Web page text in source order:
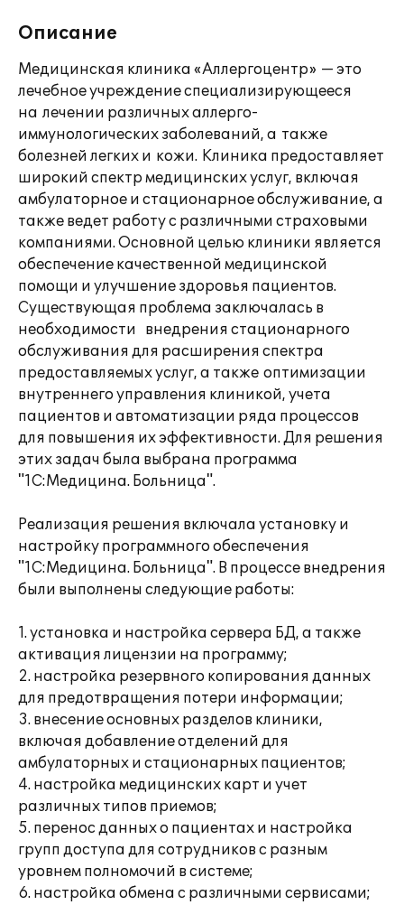
Описание
Медицинская клиника «Аллергоцентр» — это
лечебное учреждение специализирующееся
на лечении различных аллерго-
иммунологических заболеваний, а также
болезней легких и кожи. Клиника предоставляет
широкий спектр медицинских услуг, включая
амбулаторное и стационарное обслуживание, а
также ведет работу с различными страховыми
компаниями. Основной целью клиники является
обеспечение качественной медицинской
помощи и улучшение здоровья пациентов.
Существующая проблема заключалась в
необходимости внедрения стационарного
обслуживания для расширения спектра
предоставляемых услуг, а также оптимизации
внутреннего управления клиникой, учета
пациентов и автоматизации ряда процессов
для повышения их эффективности. Для решения
этих задач была выбрана программа
"1С:Медицина. Больница".
Реализация решения включала установку и
настройку программного обеспечения
"1С:Медицина. Больница". В процессе внедрения
были выполнены следующие работы:
1. установка и настройка сервера БД, а также
активация лицензии на программу;
2. настройка резервного копирования данных
для предотвращения потери информации;
3. внесение основных разделов клиники,
включая добавление отделений для
амбулаторных и стационарных пациентов;
4. настройка медицинских карт и учет
различных типов приемов;
5. перенос данных о пациентах и настройка
групп доступа для сотрудников с разным
уровнем полномочий в системе;
6. настройка обмена с различными сервисами;